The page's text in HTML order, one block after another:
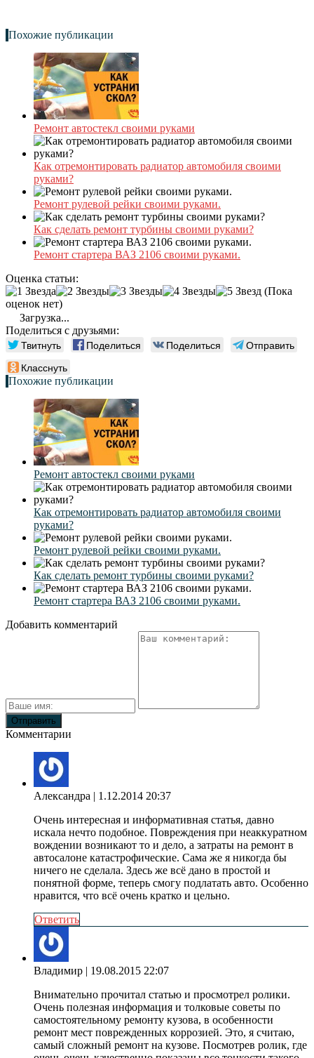
Похожие публикации
Ремонт автостекл своими руками
Как отремонтировать радиатор автомобиля своими
руками?
Ремонт рулевой рейки своими руками.
Как сделать ремонт турбины своими руками?
Ремонт стартера ВАЗ 2106 своими руками.
Оценка статьи:
(Пока
оценок нет)
Загрузка...
Поделиться с друзьями:
Твитнуть Поделиться Поделиться
Отправить
Класснуть
Похожие публикации
Ремонт автостекл своими руками
Как отремонтировать радиатор автомобиля своими
руками?
Ремонт рулевой рейки своими руками.
Как сделать ремонт турбины своими руками?
Ремонт стартера ВАЗ 2106 своими руками.
Добавить комментарий
Комментарии
Александра | 1.12.2014 20:37
Очень интересная и информативная статья, давно
искала нечто подобное. Повреждения при неаккуратном
вождении возникают то и дело, а затраты на ремонт в
автосалоне катастрофические. Сама же я никогда бы
ничего не сделала. Здесь же всё дано в простой и
понятной форме, теперь смогу подлатать авто. Особенно
нравится, что всё очень кратко и цельно.
Ответить
Владимир | 19.08.2015 22:07
Внимательно прочитал статью и просмотрел ролики.
Очень полезная информация и толковые советы по
самостоятельному ремонту кузова, в особенности
ремонт мест поврежденных коррозией. Это, я считаю,
самый сложный ремонт на кузове. Посмотрев ролик, где